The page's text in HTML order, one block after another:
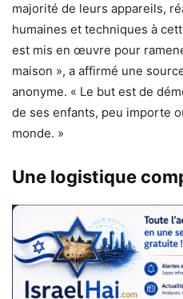
majorité de leurs appareils,
humaines et techniques à
est mis en œuvre pour
maison », a affirmé une
anonyme. « Le but est de
de ses enfants, peu importe
monde. »
Une logistique